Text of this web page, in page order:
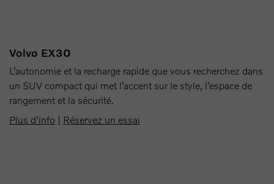
Volvo EX30
L’autonomie et la recharge rapide que vous recherchez dans
un SUV compact qui met l’accent sur le style, l’espace de
rangement et la sécurité.
Plus d'info | Réservez un essai